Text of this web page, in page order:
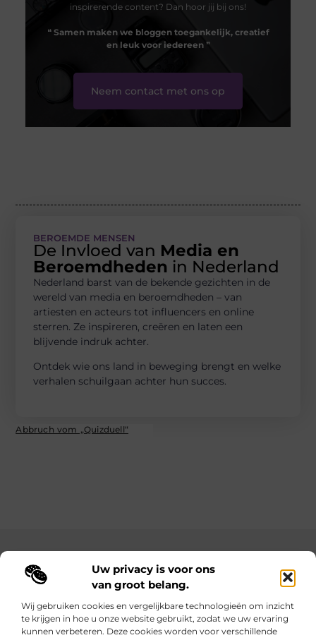
Uw privacy is voor ons
van groot belang.
Wij gebruiken cookies en vergelijkbare technologieën om inzicht
te krijgen in hoe u onze website gebruikt, zodat we uw ervaring
kunnen verbeteren. Deze cookies worden voor verschillende
inspirerende content? Dan hoor jij bij ons!
❝ Samen maken we bloggen toegankelijk, creatief
en leuk voor iedereen❞
Neem contact met ons op
BEROEMDE MENSEN
De Invloed van Media en
Beroemdheden in Nederland
Nederland barst van de bekende gezichten in de
wereld van media en beroemdheden – van
artiesten en acteurs tot influencers en online
sterren. Ze inspireren, creëren en laten een
blijvende indruk achter.
Ontdek wie ons land in beweging brengt en welke
verhalen schuilgaan achter hun succes.
Abbruch vom „Quizduell“
Main Links
Elke dag iets nieuws op lindart.be